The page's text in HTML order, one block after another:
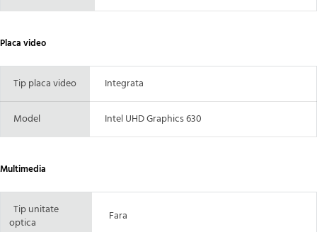
Placa video
Tip placa video Integrata
Model Intel UHD Graphics 630
Multimedia
Tip unitate
optica
Fara